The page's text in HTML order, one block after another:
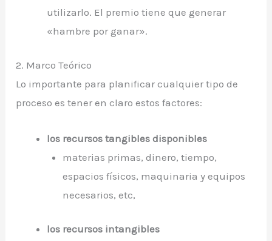
utilizarlo. El premio tiene que generar
«hambre por ganar».
2. Marco Teórico
Lo importante para planificar cualquier tipo de
proceso es tener en claro estos factores:
los recursos tangibles disponibles
materias primas, dinero, tiempo,
espacios físicos, maquinaria y equipos
necesarios, etc,
los recursos intangibles